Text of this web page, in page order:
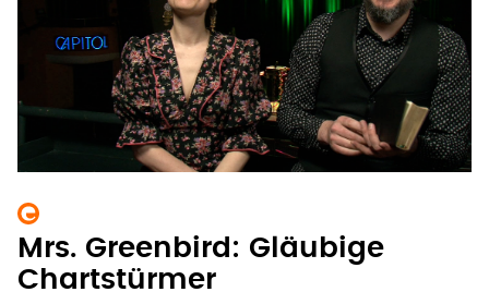
Mrs. Greenbird: Gläubige
Chartstürmer